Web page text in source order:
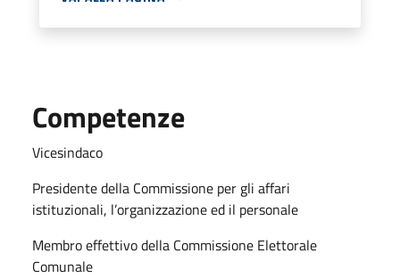
Competenze
Vicesindaco
Presidente della Commissione per gli affari
istituzionali, l’organizzazione ed il personale
Membro effettivo della Commissione Elettorale
Comunale